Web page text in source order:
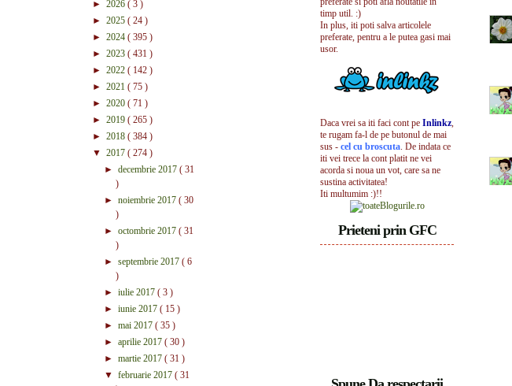
timp util. :)
In plus, iti poti salva articolele
preferate, pentru a le putea gasi mai
usor.
Daca vrei sa iti faci cont pe Inlinkz,
te rugam fa-l de pe butonul de mai
sus - cel cu broscuta. De indata ce
iti vei trece la cont platit ne vei
acorda si noua un vot, care sa ne
sustina activitatea!
Iti multumim :)!!
Prieteni prin GFC
► 2026 ( 3 )
► 2025 ( 24 )
► 2024 ( 395 )
► 2023 ( 431 )
► 2022 ( 142 )
► 2021 ( 75 )
► 2020 ( 71 )
► 2019 ( 265 )
► 2018 ( 384 )
▼ 2017 ( 274 )
► decembrie 2017 ( 31
)
► noiembrie 2017 ( 30
)
► octombrie 2017 ( 31
)
► septembrie 2017 ( 6
)
► iulie 2017 ( 3 )
► iunie 2017 ( 15 )
► mai 2017 ( 35 )
► aprilie 2017 ( 30 )
► martie 2017 ( 31 )
▼ februarie 2017 ( 31